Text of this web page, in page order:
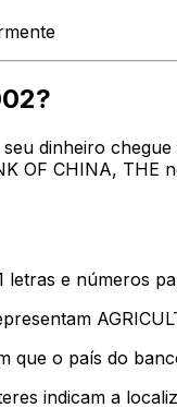
dinheiro
OF CHINA,
letras e números
que o país do
indicam a